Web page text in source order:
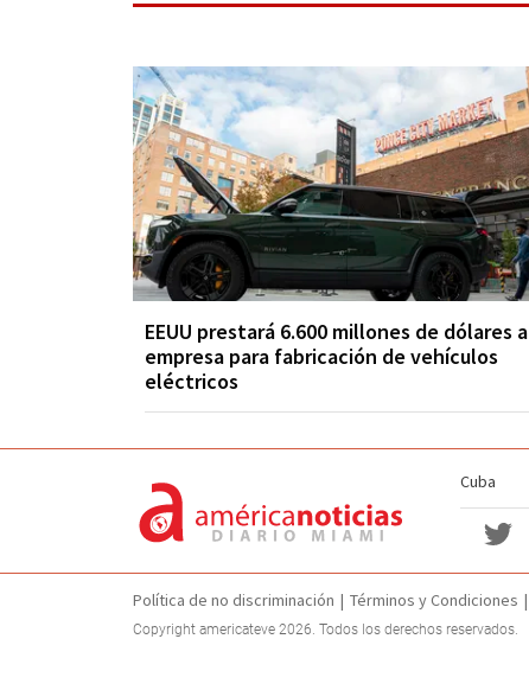
EEUU prestará 6.600 millones de dólares a
empresa para fabricación de vehículos
eléctricos
Cuba
Política de no discriminación Términos y Condiciones
Copyright americateve 2026. Todos los derechos reservados.